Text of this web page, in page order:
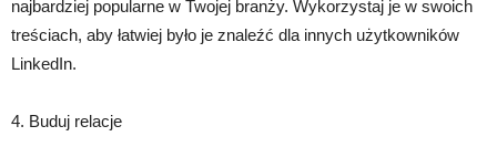
najbardziej popularne w Twojej branży. Wykorzystaj je w swoich
treściach, aby łatwiej było je znaleźć dla innych użytkowników
LinkedIn.
4. Buduj relacje